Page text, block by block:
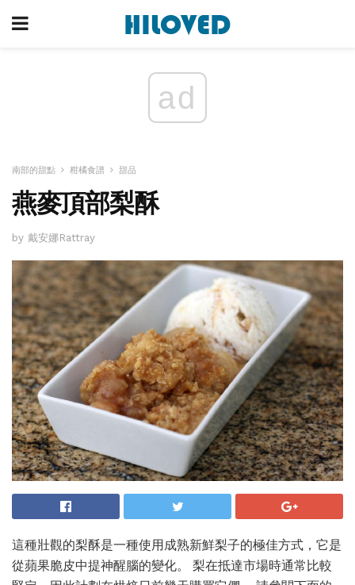
ad
南部的甜點 柑橘食譜 甜品
燕麥頂部梨酥
by 戴安娜Rattray
這種壯觀的梨酥是一種使用成熟新鮮梨子的極佳方式，它是
從蘋果脆皮中提神醒腦的變化。 梨在抵達市場時通常比較